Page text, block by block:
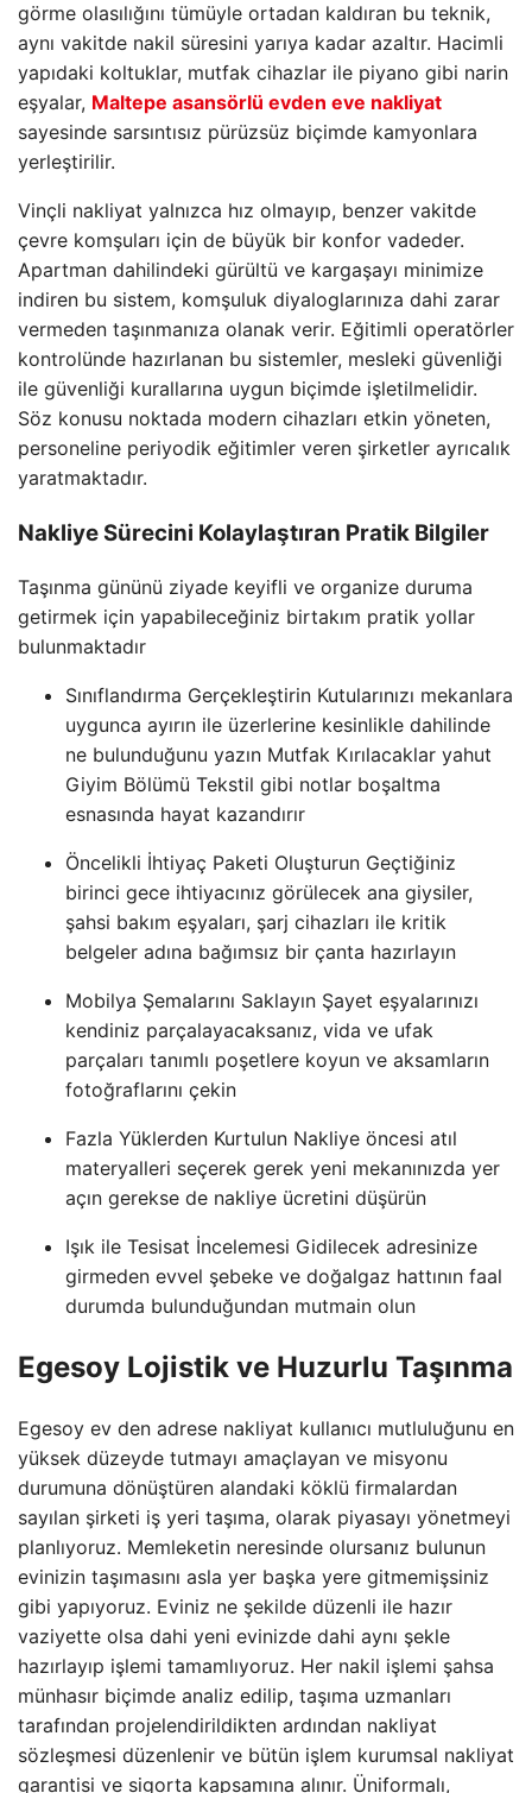
görme olasılığını tümüyle ortadan kaldıran bu teknik,
aynı vakitde nakil süresini yarıya kadar azaltır. Hacimli
yapıdaki koltuklar, mutfak cihazlar ile piyano gibi narin
eşyalar, Maltepe asansörlü evden eve nakliyat
sayesinde sarsıntısız pürüzsüz biçimde kamyonlara
yerleştirilir.
Vinçli nakliyat yalnızca hız olmayıp, benzer vakitde
çevre komşuları için de büyük bir konfor vadeder.
Apartman dahilindeki gürültü ve kargaşayı minimize
indiren bu sistem, komşuluk diyaloglarınıza dahi zarar
vermeden taşınmanıza olanak verir. Eğitimli operatörler
kontrolünde hazırlanan bu sistemler, mesleki güvenliği
ile güvenliği kurallarına uygun biçimde işletilmelidir.
Söz konusu noktada modern cihazları etkin yöneten,
personeline periyodik eğitimler veren şirketler ayrıcalık
yaratmaktadır.
Nakliye Sürecini Kolaylaştıran Pratik Bilgiler
Taşınma gününü ziyade keyifli ve organize duruma
getirmek için yapabileceğiniz birtakım pratik yollar
bulunmaktadır
Sınıflandırma Gerçekleştirin Kutularınızı mekanlara
uygunca ayırın ile üzerlerine kesinlikle dahilinde
ne bulunduğunu yazın Mutfak Kırılacaklar yahut
Giyim Bölümü Tekstil gibi notlar boşaltma
esnasında hayat kazandırır
Öncelikli İhtiyaç Paketi Oluşturun Geçtiğiniz
birinci gece ihtiyacınız görülecek ana giysiler,
şahsi bakım eşyaları, şarj cihazları ile kritik
belgeler adına bağımsız bir çanta hazırlayın
Mobilya Şemalarını Saklayın Şayet eşyalarınızı
kendiniz parçalayacaksanız, vida ve ufak
parçaları tanımlı poşetlere koyun ve aksamların
fotoğraflarını çekin
Fazla Yüklerden Kurtulun Nakliye öncesi atıl
materyalleri seçerek gerek yeni mekanınızda yer
açın gerekse de nakliye ücretini düşürün
Işık ile Tesisat İncelemesi Gidilecek adresinize
girmeden evvel şebeke ve doğalgaz hattının faal
durumda bulunduğundan mutmain olun
Egesoy Lojistik ve Huzurlu Taşınma
Egesoy ev den adrese nakliyat kullanıcı mutluluğunu en
yüksek düzeyde tutmayı amaçlayan ve misyonu
durumuna dönüştüren alandaki köklü firmalardan
sayılan şirketi iş yeri taşıma, olarak piyasayı yönetmeyi
planlıyoruz. Memleketin neresinde olursanız bulunun
evinizin taşımasını asla yer başka yere gitmemişsiniz
gibi yapıyoruz. Eviniz ne şekilde düzenli ile hazır
vaziyette olsa dahi yeni evinizde dahi aynı şekle
hazırlayıp işlemi tamamlıyoruz. Her nakil işlemi şahsa
münhasır biçimde analiz edilip, taşıma uzmanları
tarafından projelendirildikten ardından nakliyat
sözleşmesi düzenlenir ve bütün işlem kurumsal nakliyat
garantisi ve sigorta kapsamına alınır. Üniformalı,